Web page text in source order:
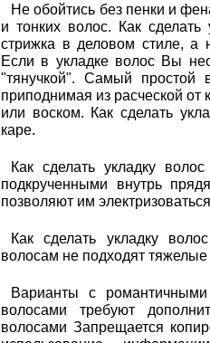
Не обойтись без пенки и
и тонких волос. Как
стрижка в деловом стиле, а
Если в укладке волос Вы
"тянучкой". Самый
приподнимая из расческой
или воском. Как сделать
каре.
Как сделать укладку
подкрученными внутрь
позволяют им
Как сделать укладку
волосам не подходят
Варианты с
волосами требуют
волосами Запрещается